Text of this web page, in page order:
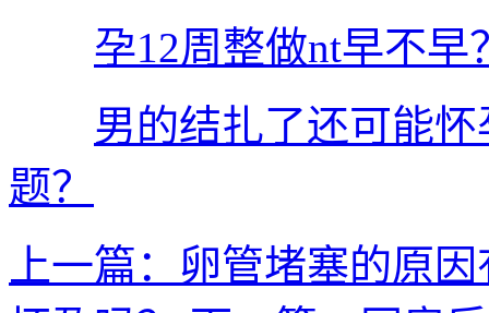
孕12周整做nt早不
男的结扎了还可能
题？
上一篇：卵管堵塞的原